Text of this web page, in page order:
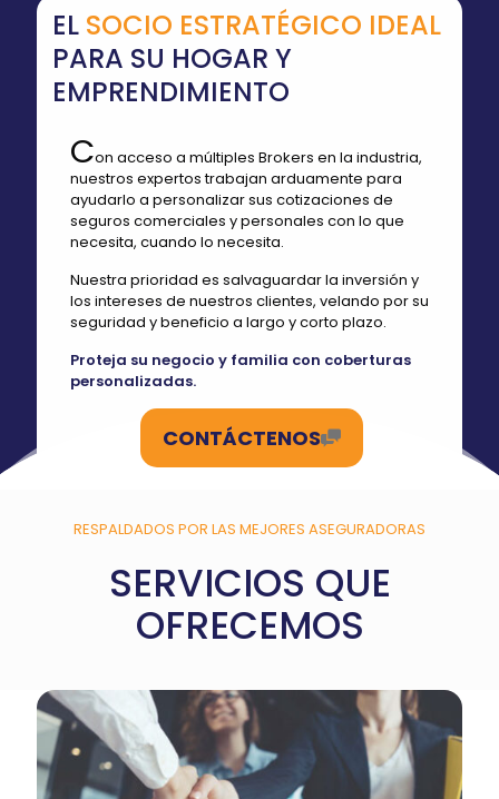
EL SOCIO ESTRATÉGICO IDEAL
PARA SU HOGAR Y
EMPRENDIMIENTO
Con acceso a múltiples Brokers en la industria,
nuestros expertos trabajan arduamente para
ayudarlo a personalizar sus cotizaciones de
seguros comerciales y personales con lo que
necesita, cuando lo necesita.
Nuestra prioridad es salvaguardar la inversión y
los intereses de nuestros clientes, velando por su
seguridad y beneficio a largo y corto plazo.
Proteja su negocio y familia con coberturas
personalizadas.
CONTÁCTENOS
RESPALDADOS POR LAS MEJORES ASEGURADORAS
SERVICIOS QUE
OFRECEMOS